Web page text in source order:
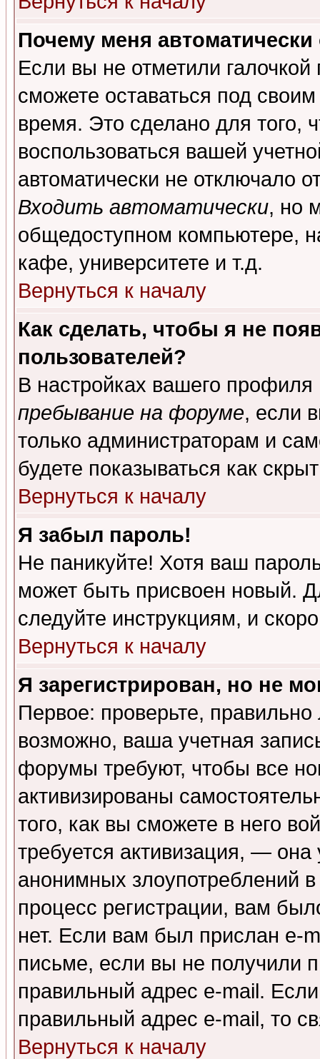
Почему меня автоматически
Если вы не отметили галочкой
сможете оставаться под
время. Это сделано для того,
воспользоваться вашей
автоматически не отключало
Входить автоматически, но
общедоступном компьютере,
кафе, университете и т.д.
Вернуться к началу
Как сделать, чтобы я не
пользователей?
В настройках вашего
пребывание на форуме, если
только администраторам и
будете показываться как
Вернуться к началу
Я забыл пароль!
Не паникуйте! Хотя ваш
может быть присвоен новый.
следуйте инструкциям, и
Вернуться к началу
Я зарегистрирован, но не
Первое: проверьте,
возможно, ваша учетная
форумы требуют, чтобы все
активизированы
того, как вы сможете в него
требуется активизация, —
анонимных злоупотреблений
процесс регистрации, вам
нет. Если вам был прислан e-
письме, если вы не получили
правильный адрес e-mail.
правильный адрес e-mail, то
Вернуться к началу